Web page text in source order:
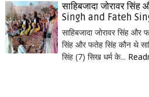
साहिबजादा जोरावर
Singh and Fateh
साहिबजादा जोरावर सिंह और
सिंह और फतेह सिंह कौन थे
सिंह (7) सिख धर्म के...